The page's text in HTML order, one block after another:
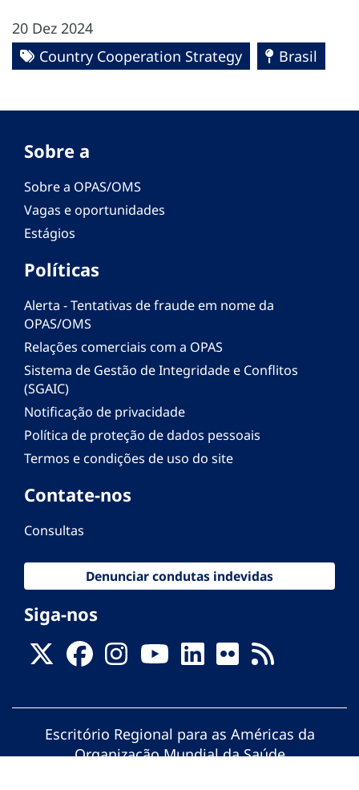
20 Dez 2024
Country Cooperation Strategy
Brasil
Sobre a
Sobre a OPAS/OMS
Vagas e oportunidades
Estágios
Políticas
Alerta - Tentativas de fraude em nome da
OPAS/OMS
Relações comerciais com a OPAS
Sistema de Gestão de Integridade e Conflitos
(SGAIC)
Notificação de privacidade
Política de proteção de dados pessoais
Termos e condições de uso do site
Contate-nos
Consultas
Denunciar condutas indevidas
Siga-nos
Escritório Regional para as Américas da
Organização Mundial da Saúde